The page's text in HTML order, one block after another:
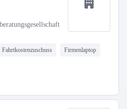
Fahrtkostenzuschuss Firmenlaptop